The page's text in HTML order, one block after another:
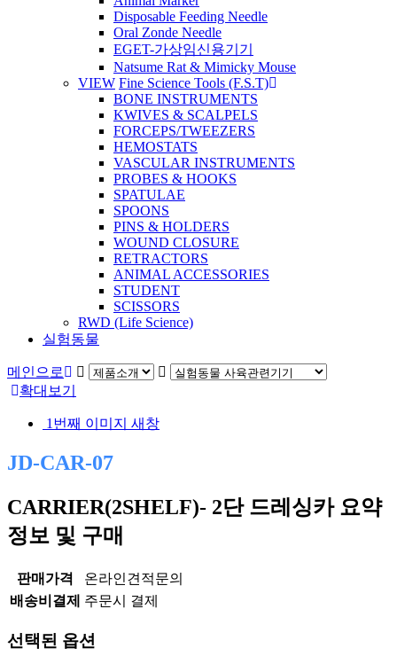
Disposable Feeding Needle
Oral Zonde Needle
EGET-가상임신용기기
Natsume Rat & Mimicky Mouse
VIEW Fine Science Tools (F.S.T)
BONE INSTRUMENTS
KWIVES & SCALPELS
FORCEPS/TWEEZERS
HEMOSTATS
VASCULAR INSTRUMENTS
PROBES & HOOKS
SPATULAE
SPOONS
PINS & HOLDERS
WOUND CLOSURE
RETRACTORS
ANIMAL ACCESSORIES
STUDENT
SCISSORS
RWD (Life Science)
실험동물
메인으로
확대보기
1번째 이미지 새창
JD-CAR-07
CARRIER(2SHELF)- 2단 드레싱카 요약
정보 및 구매
판매가격
온라인견적문의
배송비결제
주문시 결제
선택된 옵션